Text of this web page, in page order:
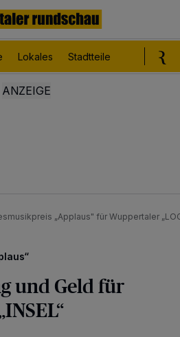
Lokales Stadtteile
„Applaus" für Wuppertaler
und Geld für